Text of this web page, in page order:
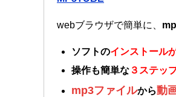
webブラウザで簡単に、
ソフトのインストール
操作も簡単な ３ステッ
mp3ファイルから動